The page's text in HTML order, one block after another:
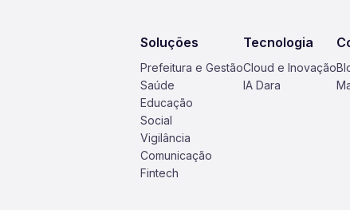
Soluções
Prefeitura e Gestão
Saúde
Educação
Social
Vigilância
Comunicação
Fintech
Tecnologia
Cloud e Inovação
IA Dara